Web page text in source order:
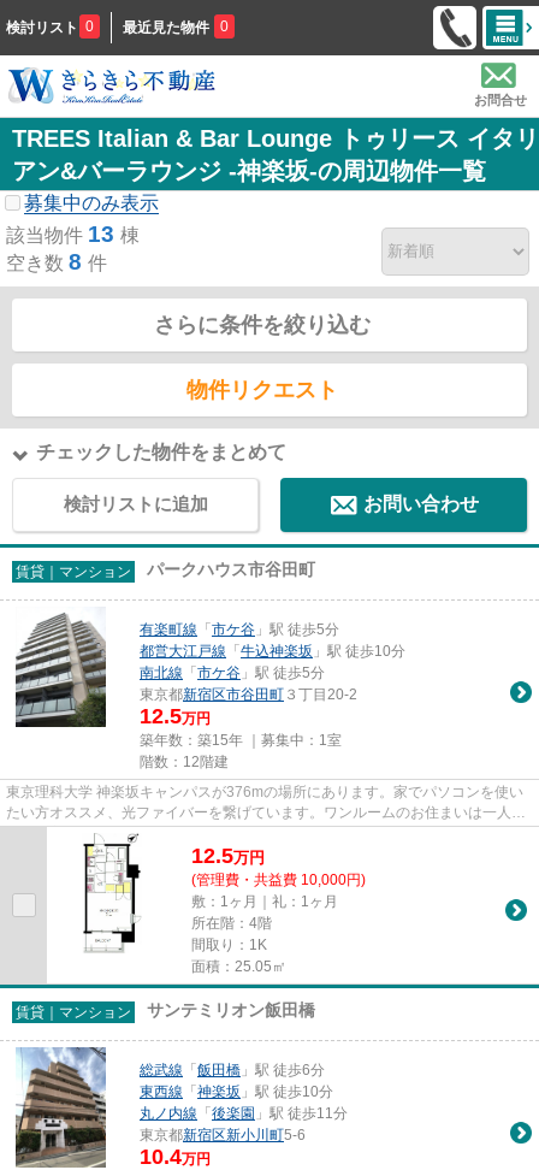
検討リスト 0 最近見た物件 0
お問合せ
TREES Italian & Bar Lounge トゥリース イタリ
アン&バーラウンジ -神楽坂-の周辺物件一覧
募集中のみ表示
該当物件 13 棟
空き数 8 件
さらに条件を絞り込む
物件リクエスト
チェックした物件をまとめて
検討リストに追加 お問い合わせ
賃貸｜マンション パークハウス市谷田町
有楽町線 「 市ケ谷 」駅 徒歩5分
都営大江戸線 「 牛込神楽坂 」駅 徒歩10分
南北線 「 市ケ谷 」駅 徒歩5分
東京都新宿区市谷田町 ３丁目20-2
12.5万円
築年数：築15年 ｜募集中： 1室
階数：12階建
東京理科大学 神楽坂キャンパスが376mの場所にあります。家でパソコンを使い
たい方オススメ、光ファイバーを繋げています。ワンルームのお住まいは一人暮
らしの方からのニーズがありま...
12.5万円
(管理費・共益費 10,000円)
敷：1ヶ月｜礼：1ヶ月
所在階：4階
間取り：1K
面積：25.05㎡
賃貸｜マンション サンテミリオン飯田橋
総武線 「 飯田橋 」駅 徒歩6分
東西線 「 神楽坂 」駅 徒歩10分
丸ノ内線 「 後楽園 」駅 徒歩11分
東京都新宿区新小川町5-6
10.4万円